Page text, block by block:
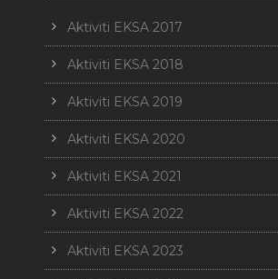
Aktiviti EKSA 2017
Aktiviti EKSA 2018
Aktiviti EKSA 2019
Aktiviti EKSA 2020
Aktiviti EKSA 2021
Aktiviti EKSA 2022
Aktiviti EKSA 2023